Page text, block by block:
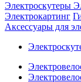
Электроскутеры
Электрокартинг
Аксессуары для